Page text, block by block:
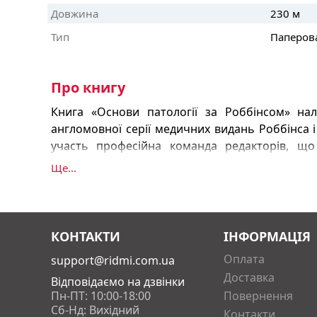
Довжина
230 м
Тип
Про книгу
Книга «Основи патології за Роббінсом»
англомовної серії медичних видань Роббінса
участь професійна команда редакторів,
найважливіших понять патології. З
перероблено, основну увагу приділено
захворювань. Клінічні теми розширено й
матеріалу додано нові малюнки та
патологічних процесів. Завдяки
проілюстровано якісними
макропрепаратів і рентгенівськими
Ще...
КОНТАКТИ
support@ridmi.com.ua
Відповідаємо на дзвінки
Пн-ПТ: 10:00-18:00
Сб-Нд: Вихідний
ІНФОРМАЦІЯ
Оплата
Доставка
Повернення